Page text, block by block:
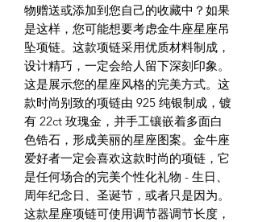
物赠送或添加到您自己的收藏中？如果
是这样，您可能想要考虑金牛座星座吊
坠项链。这款项链采用优质材料制成，
设计精巧，一定会给人留下深刻印象。
这是展示您的星座风格的完美方式。这
款时尚别致的项链由 925 纯银制成，镀
有 22ct 玫瑰金，并手工镶嵌着多面白
色锆石，形成美丽的星座图案。金牛座
爱好者一定会喜欢这款时尚的项链，它
是任何场合的完美个性化礼物 - 生日、
周年纪念日、圣诞节，或者只是因为。
这款星座项链可使用调节器调节长度，